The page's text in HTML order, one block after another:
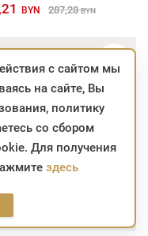
BYN 287,28 BYN
с сайтом мы
на сайте, Вы
политику
со сбором
Для получения
здесь